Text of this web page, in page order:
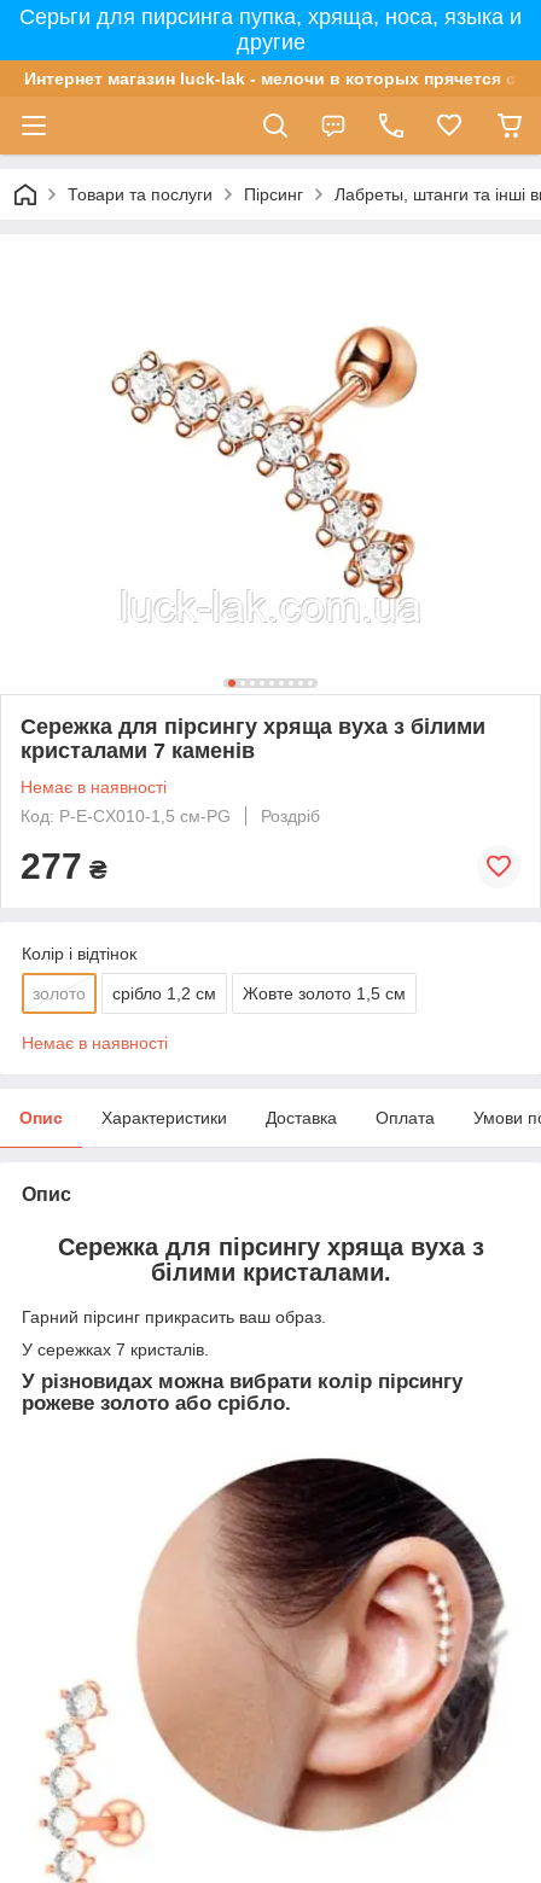
Серьги для пирсинга пупка, хряща, носа, языка и
другие
Интернет магазин luck-lak - мелочи в которых прячется
Товари та послуги Пірсинг Лабреты, штанги та інші
Сережка для пірсингу хряща вуха з білими
кристалами 7 каменів
Немає в наявності
Код: P-E-CX010-1,5 см-PG
Роздріб
277 ₴
Колір і відтінок
золото срібло 1,2 см Жовте золото 1,5 см
Немає в наявності
Опис Характеристики Доставка Оплата Умови
Опис
Сережка для пірсингу хряща вуха з
білими кристалами.
Гарний пірсинг прикрасить ваш образ.
У сережках 7 кристалів.
У різновидах можна вибрати колір пірсингу
рожеве золото або срібло.